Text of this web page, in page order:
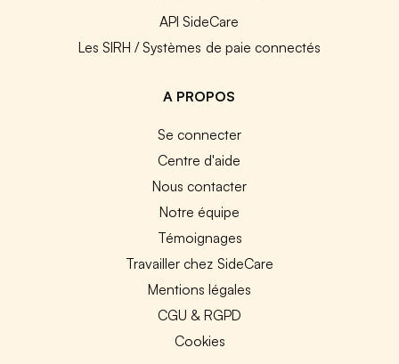
API SideCare
Les SIRH / Systèmes de paie connectés
A PROPOS
Se connecter
Centre d'aide
Nous contacter
Notre équipe
Témoignages
Travailler chez SideCare
Mentions légales
CGU & RGPD
Cookies